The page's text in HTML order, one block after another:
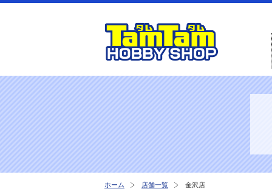
ホーム 店舗一覧 金沢店